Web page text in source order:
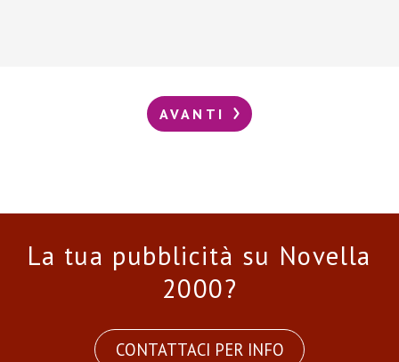
AVANTI
La tua pubblicità su Novella
2000?
CONTATTACI PER INFO